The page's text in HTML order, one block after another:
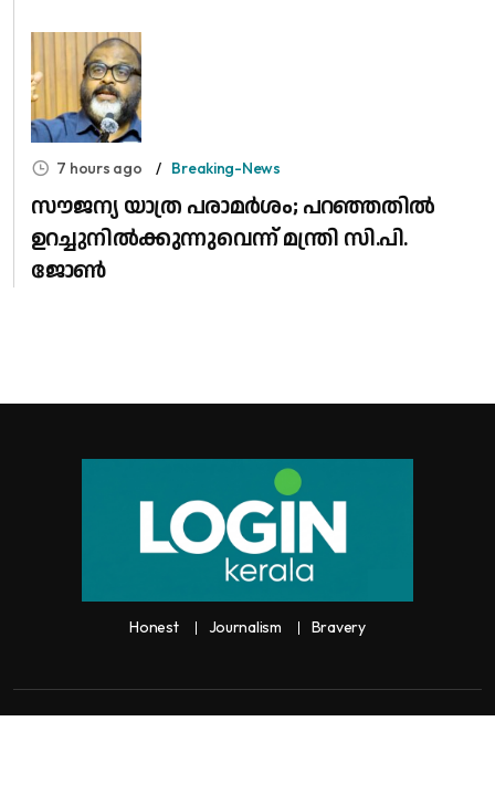
7 hours ago Breaking-News
സൗജന്യ യാത്ര പരാമർശം; പറഞ്ഞതിൽ
ഉറച്ചുനിൽക്കുന്നുവെന്ന് മന്ത്രി സി.പി.
ജോൺ
Honest Journalism Bravery